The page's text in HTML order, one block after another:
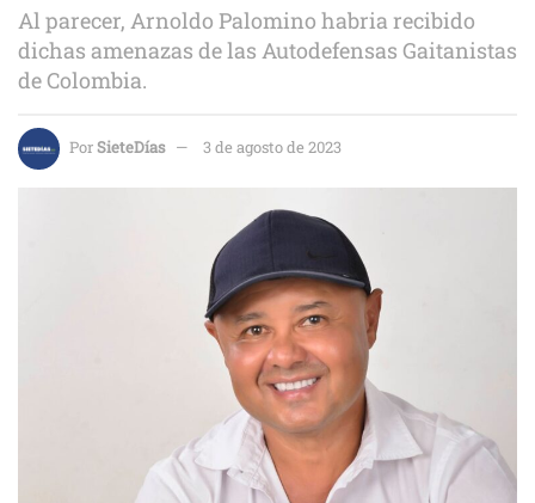
Al parecer, Arnoldo Palomino habria recibido
dichas amenazas de las Autodefensas Gaitanistas
de Colombia.
PorSieteDías 3 de agosto de 2023